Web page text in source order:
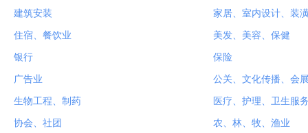
建筑安装 家居、室内设计、装
住宿、餐饮业 美发、美容、保健
银行 保险
广告业 公关、文化传播、会
生物工程、制药 医疗、护理、卫生服
协会、社团 农、林、牧、渔业